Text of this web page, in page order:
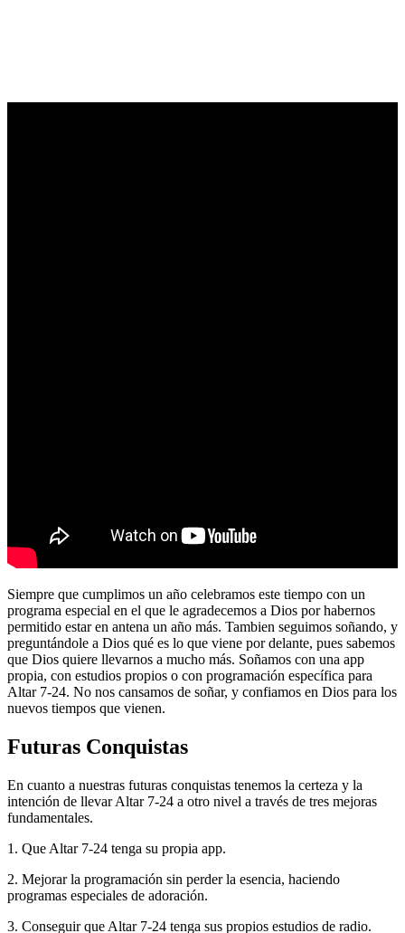
Siempre que cumplimos un año celebramos este tiempo con un
programa especial en el que le agradecemos a Dios por habernos
permitido estar en antena un año más. Tambien seguimos soñando, y
preguntándole a Dios qué es lo que viene por delante, pues sabemos
que Dios quiere llevarnos a mucho más. Soñamos con una app
propia, con estudios propios o con programación específica para
Altar 7-24. No nos cansamos de soñar, y confiamos en Dios para los
nuevos tiempos que vienen.
Futuras Conquistas
En cuanto a nuestras futuras conquistas tenemos la certeza y la
intención de llevar Altar 7-24 a otro nivel a través de tres mejoras
fundamentales.
1. Que Altar 7-24 tenga su propia app.
2. Mejorar la programación sin perder la esencia, haciendo
programas especiales de adoración.
3. Conseguir que Altar 7-24 tenga sus propios estudios de radio.